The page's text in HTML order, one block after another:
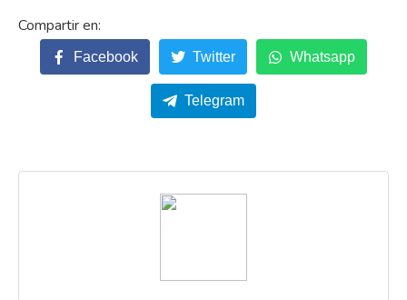
Facebook Twitter Whatsapp
Telegram